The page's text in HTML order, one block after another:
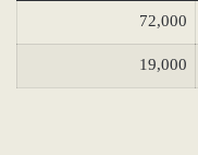
72,000
19,000